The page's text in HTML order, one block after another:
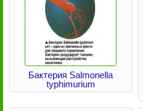
Бактерия Salmonella
typhimurium